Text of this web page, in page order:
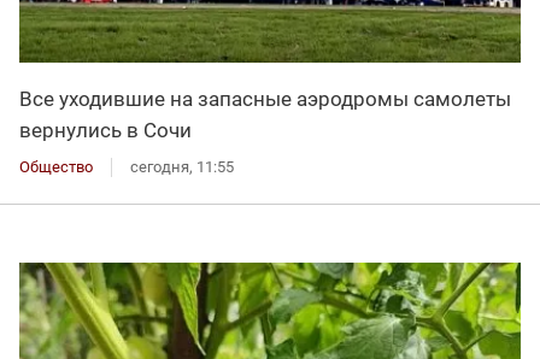
Все уходившие на запасные аэродромы самолеты
вернулись в Сочи
Общество сегодня, 11:55